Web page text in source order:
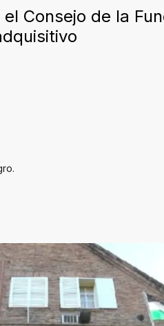
Consejo de la